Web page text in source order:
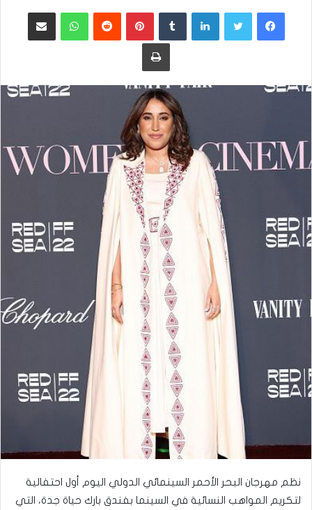
فيسبوكتويتر لينكدإن ‏Tumblr بينتيريست
‏Reddit واتساب مشاركة عبر البريد
طباعة
نظم مهرجان البحر الأحمر السينمائي الدولي اليوم أول احتفالية
لتكريم المواهب النسائية في السينما بفندق بارك حياة جدة، التي